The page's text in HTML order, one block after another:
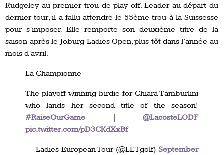
Rudgeley au premier trou de play-off. Leader au départ du
dernier tour, il a fallu attendre le 55ème trou à la Suissesse
pour s’imposer. Elle remporte son deuxième titre de la
saison après le Joburg Ladies Open, plus tôt dans l’année au
mois d’avril.
La Championne
The playoff winning birdie for Chiara Tamburlini
who lands her second title of the season!
#RaiseOurGame | @LacosteLODF
pic.twitter.com/pD3CKdXxBf
— Ladies European Tour (@LETgolf) September